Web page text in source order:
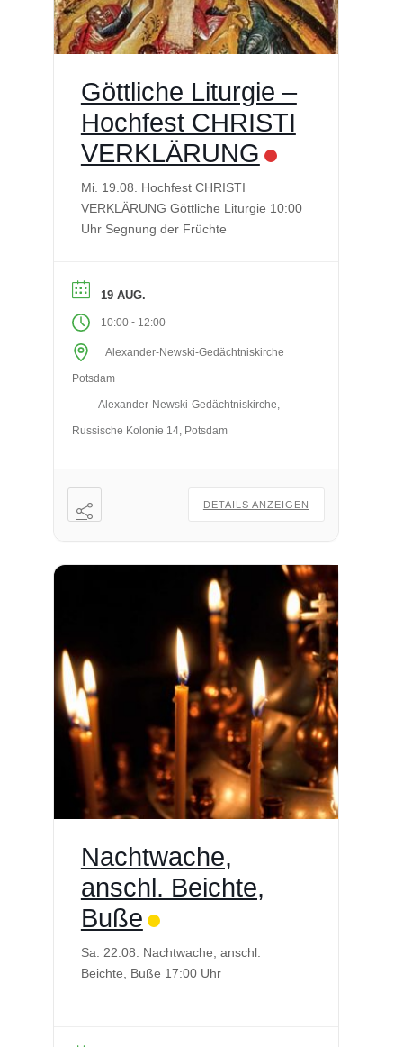
Göttliche Liturgie –
Hochfest CHRISTI
VERKLÄRUNG
Mi. 19.08. Hochfest CHRISTI
VERKLÄRUNG Göttliche Liturgie 10:00
Uhr Segnung der Früchte
19 AUG.
10:00- 12:00
Alexander-Newski-Gedächtniskirche
Potsdam
Alexander-Newski-Gedächtniskirche,
Russische Kolonie 14, Potsdam
DETAILS ANZEIGEN
Nachtwache,
anschl. Beichte,
Buße
Sa. 22.08. Nachtwache, anschl.
Beichte, Buße 17:00 Uhr